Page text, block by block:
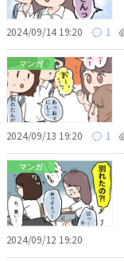
2024/09/14 19:20 1
マンガ
2024/09/13 19:20 1
マンガ
2024/09/12 19:20